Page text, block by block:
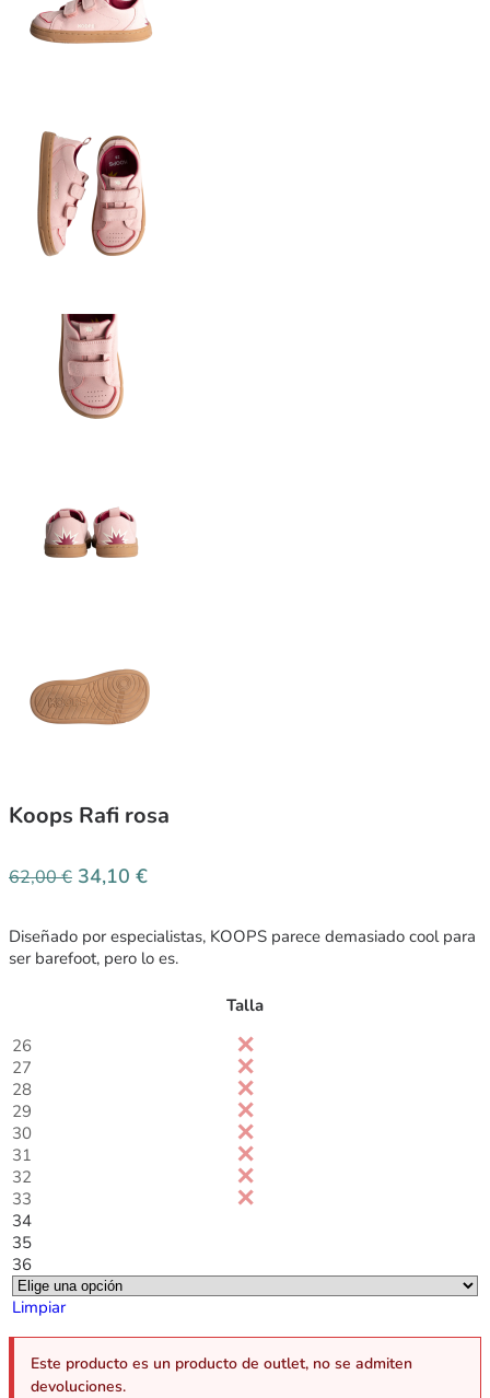
Koops Rafi rosa
62,00€ 34,10 €
Diseñado por especialistas, KOOPS parece demasiado cool para
ser barefoot, pero lo es.
Talla
26
27
28
29
30
31
32
33
34
35
36
Limpiar
Este producto es un producto de outlet, no se admiten
devoluciones.